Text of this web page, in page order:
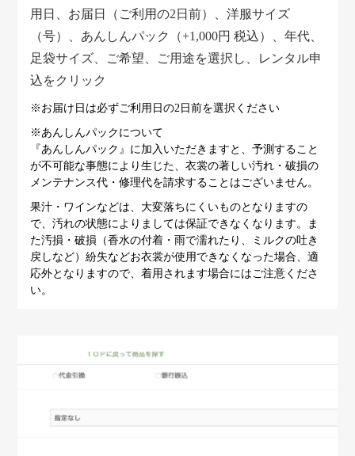
用日、お届日（ご利用の2日前）、洋服サイズ
（号）、あんしんパック（+1,000円 税込）、年代、
足袋サイズ、ご希望、ご用途を選択し、レンタル申
込をクリック
※お届け日は必ずご利用日の2日前を選択ください
※あんしんパックについて
『あんしんパック』に加入いただきますと、予測すること
が不可能な事態により生じた、衣裳の著しい汚れ・破損の
メンテナンス代・修理代を請求することはございません。
果汁・ワインなどは、大変落ちにくいものとなりますの
で、汚れの状態によりましては保証できなくなります。ま
た汚損・破損（香水の付着・雨で濡れたり、ミルクの吐き
戻しなど）紛失などお衣裳が使用できなくなった場合、適
応外となりますので、着用されます場合にはご注意くださ
い。